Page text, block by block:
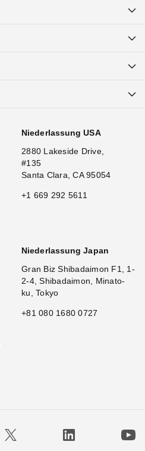
Niederlassung USA
2880 Lakeside Drive,
#135
Santa Clara, CA 95054
+1 669 292 5611
Niederlassung Japan
Gran Biz Shibadaimon F1, 1-
2-4, Shibadaimon, Minato-
ku, Tokyo
+81 080 1680 0727